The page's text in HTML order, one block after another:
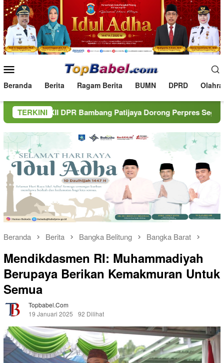
Loncat
ke
konten
Mobile
Beranda Berita Ragam Berita BUMN DPRD
TERKINI
Bambang Patijaya Dorong Perpres Segera Terbit
Beranda Berita Bangka Belitung Bangka Barat
Mendikdasmen RI: Muhammadiyah
Berupaya Berikan Kemakmuran Untuk
Semua
Topbabel.com
19 Januari 2025
92 Dilihat